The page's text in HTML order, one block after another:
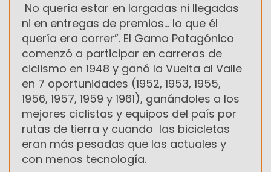
No quería estar en largadas ni llegadas
ni en entregas de premios... lo que él
quería era correr”. El Gamo Patagónico
comenzó a participar en carreras de
ciclismo en 1948 y ganó la Vuelta al Valle
en 7 oportunidades (1952, 1953, 1955,
1956, 1957, 1959 y 1961), ganándoles a los
mejores ciclistas y equipos del país por
rutas de tierra y cuando las bicicletas
eran más pesadas que las actuales y
con menos tecnología.